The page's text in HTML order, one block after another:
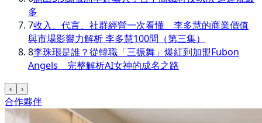
多
7收入、代言、社群經營一次看懂 李多慧的商業價值
與市場影響力解析 李多慧100問（第三集）
8李珠珢是誰？從韓職「三振舞」爆紅到加盟Fubon
Angels 完整解析AI女神的成名之路
‹ ›
合作夥伴